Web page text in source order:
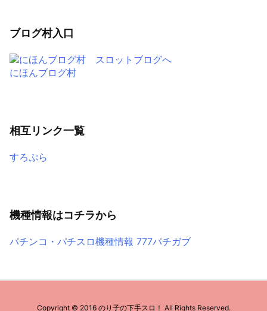
ブログ村入口
にほんブログ村
相互リンク一覧
すろぷら
機種情報はコチラから
パチンコ・パチスロ機種情報 777パチガブ
Copyright © 2016 のり子の下手スロ！ All Rights Reserved.